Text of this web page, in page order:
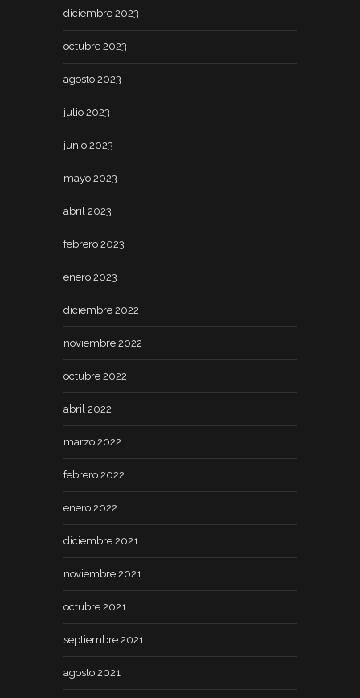
diciembre 2023
octubre 2023
agosto 2023
julio 2023
junio 2023
mayo 2023
abril 2023
febrero 2023
enero 2023
diciembre 2022
noviembre 2022
octubre 2022
abril 2022
marzo 2022
febrero 2022
enero 2022
diciembre 2021
noviembre 2021
octubre 2021
septiembre 2021
agosto 2021